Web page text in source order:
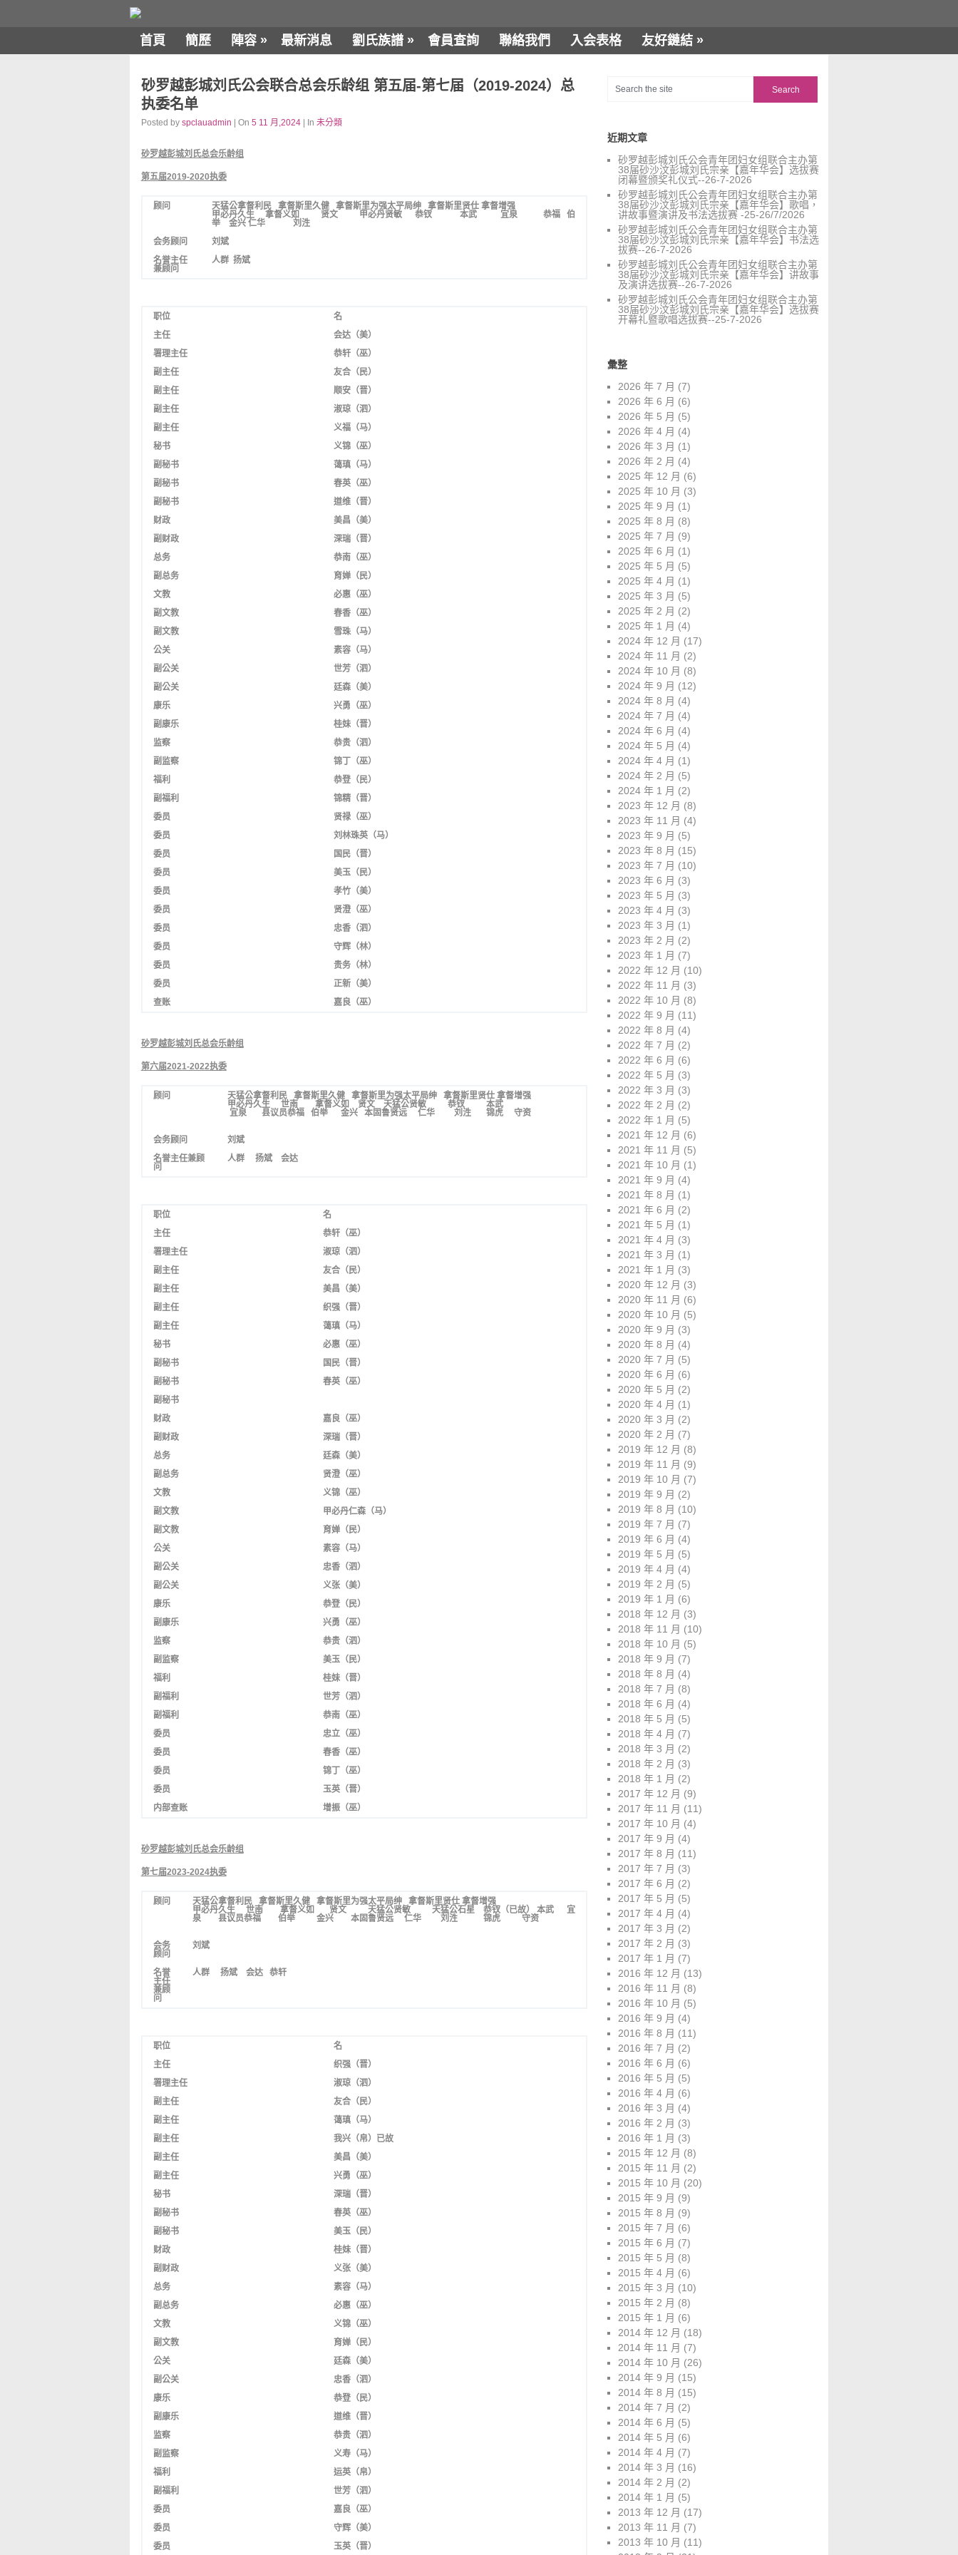
首頁 簡歷 陣容 » 最新消息 劉氏族譜 » 會員查詢 聯絡我們 入会表格 友好鏈結 »
砂罗越彭城刘氏公会联合总会乐龄组 第五届-第七届（2019-2024）总
执委名单
Posted by spclauadmin | On 5 11 月,2024| In 未分類
砂罗越彭城刘氏总会乐龄组
第五届2019-2020执委
顾问 天猛公拿督利民 拿督斯里久健 拿督斯里为强太平局绅 拿督斯里贤仕 拿督增强
甲必丹久生 拿督义如 贤文 甲必丹贤敏 恭钗 本武 宜泉 恭福 伯
举 金兴 仁华 刘泩
会务顾问
刘斌
名誉主任
兼顾问
人群 扬斌
职位
名
主任
会达（美）
署理主任
恭轩（巫）
副主任
友合（民）
副主任
顺安（晋）
副主任
淑琼（泗）
副主任
义福（马）
秘书
义锦（巫）
副秘书
蔼瑱（马）
副秘书
春英（巫）
副秘书
道维（晋）
财政
美昌（美）
副财政
深瑞（晋）
总务
恭南（巫）
副总务
育婵（民）
文教
必惠（巫）
副文教
春香（巫）
副文教
雪珠（马）
公关
素容（马）
副公关
世芳（泗）
副公关
廷森（美）
康乐
兴勇（巫）
副康乐
桂妹（晋）
监察
恭贵（泗）
副监察
锦丁（巫）
福利
恭登（民）
副福利
锦精（晋）
委员
贤禄（巫）
委员
刘林珠英（马）
委员
国民（晋）
委员
美玉（民）
委员
孝竹（美）
委员
贤澄（巫）
委员
忠香（泗）
委员
守辉（林）
委员
贵务（林）
委员
正新（美）
查账
嘉良（巫）
砂罗越彭城刘氏总会乐龄组
第六届2021-2022执委
顾问 天猛公拿督利民 拿督斯里久健 拿督斯里为强太平局绅 拿督斯里贤仕 拿督增强
甲必丹久生 世南 拿督义如 贤文
天猛公贤敏 恭钗 本武
宜泉 县议员恭福 伯举 金兴 本固鲁贤远 仁华 刘泩 锦虎 守资
会务顾问
刘斌
名誉主任兼顾
问
人群 扬斌 会达
职位
名
主任
恭轩（巫）
署理主任
淑琼（泗）
副主任
友合（民）
副主任
美昌（美）
副主任
织强（晋）
副主任
蔼瑱（马）
秘书
必惠（巫）
副秘书
国民（晋）
副秘书
春英（巫）
副秘书
财政
嘉良（巫）
副财政
深瑞（晋）
总务
廷森（美）
副总务
贤澄（巫）
文教
义锦（巫）
副文教
甲必丹仁森（马）
副文教
育婵（民）
公关
素容（马）
副公关
忠香（泗）
副公关
义张（美）
康乐
恭登（民）
副康乐
兴勇（巫）
监察
恭贵（泗）
副监察
美玉（民）
福利
桂妹（晋）
副福利
世芳（泗）
副福利
恭南（巫）
委员
忠立（巫）
委员
春香（巫）
委员
锦丁（巫）
委员
玉英（晋）
内部查账
增振（巫）
砂罗越彭城刘氏总会乐龄组
第七届2023-2024执委
顾问 天猛公拿督利民 拿督斯里久健 拿督斯里为强太平局绅 拿督斯里贤仕 拿督增强
甲必丹久生 世南 拿督义如 贤文
天猛公贤敏 天猛公石星 恭钗（已故） 本武 宜
泉
县议员恭福 伯举 金兴 本固鲁贤远 仁华 刘泩 锦虎 守资
会务
顾问
刘斌
名誉
主任
兼顾
问
人群 扬斌 会达 恭轩
职位
名
主任
织强（晋）
署理主任
淑琼（泗）
副主任
友合（民）
副主任
蔼瑱（马）
副主任
我兴（帛）已故
副主任
美昌（美）
副主任
兴勇（巫）
秘书
深瑞（晋）
副秘书
春英（巫）
副秘书
美玉（民）
财政
桂妹（晋）
副财政
义张（美）
总务
素容（马）
副总务
必惠（巫）
文教
义锦（巫）
副文教
育婵（民）
公关
廷森（美）
副公关
忠香（泗）
康乐
恭登（民）
副康乐
道维（晋）
监察
恭贵（泗）
副监察
义寿（马）
福利
运英（帛）
副福利
世芳（泗）
委员
嘉良（巫）
委员
守辉（美）
委员
玉英（晋）
近期文章
砂罗越彭城刘氏公会青年团妇女组联合主办第
38届砂沙汶彭城刘氏宗亲【嘉年华会】选拔赛
闭幕暨颁奖礼仪式--26-7-2026
砂罗越彭城刘氏公会青年团妇女组联合主办第
38届砂沙汶彭城刘氏宗亲【嘉年华会】歌唱，
讲故事暨演讲及书法选拔赛 -25-26/7/2026
砂罗越彭城刘氏公会青年团妇女组联合主办第
38届砂沙汶彭城刘氏宗亲【嘉年华会】书法选
拔赛--26-7-2026
砂罗越彭城刘氏公会青年团妇女组联合主办第
38届砂沙汶彭城刘氏宗亲【嘉年华会】讲故事
及演讲选拔赛--26-7-2026
砂罗越彭城刘氏公会青年团妇女组联合主办第
38届砂沙汶彭城刘氏宗亲【嘉年华会】选拔赛
开幕礼暨歌唱选拔赛--25-7-2026
彙整
2026 年 7 月 (7)
2026 年 6 月 (6)
2026 年 5 月 (5)
2026 年 4 月 (4)
2026 年 3 月 (1)
2026 年 2 月 (4)
2025 年 12 月 (6)
2025 年 10 月 (3)
2025 年 9 月 (1)
2025 年 8 月 (8)
2025 年 7 月 (9)
2025 年 6 月 (1)
2025 年 5 月 (5)
2025 年 4 月 (1)
2025 年 3 月 (5)
2025 年 2 月 (2)
2025 年 1 月 (4)
2024 年 12 月 (17)
2024 年 11 月 (2)
2024 年 10 月 (8)
2024 年 9 月 (12)
2024 年 8 月 (4)
2024 年 7 月 (4)
2024 年 6 月 (4)
2024 年 5 月 (4)
2024 年 4 月 (1)
2024 年 2 月 (5)
2024 年 1 月 (2)
2023 年 12 月 (8)
2023 年 11 月 (4)
2023 年 9 月 (5)
2023 年 8 月 (15)
2023 年 7 月 (10)
2023 年 6 月 (3)
2023 年 5 月 (3)
2023 年 4 月 (3)
2023 年 3 月 (1)
2023 年 2 月 (2)
2023 年 1 月 (7)
2022 年 12 月 (10)
2022 年 11 月 (3)
2022 年 10 月 (8)
2022 年 9 月 (11)
2022 年 8 月 (4)
2022 年 7 月 (2)
2022 年 6 月 (6)
2022 年 5 月 (3)
2022 年 3 月 (3)
2022 年 2 月 (2)
2022 年 1 月 (5)
2021 年 12 月 (6)
2021 年 11 月 (5)
2021 年 10 月 (1)
2021 年 9 月 (4)
2021 年 8 月 (1)
2021 年 6 月 (2)
2021 年 5 月 (1)
2021 年 4 月 (3)
2021 年 3 月 (1)
2021 年 1 月 (3)
2020 年 12 月 (3)
2020 年 11 月 (6)
2020 年 10 月 (5)
2020 年 9 月 (3)
2020 年 8 月 (4)
2020 年 7 月 (5)
2020 年 6 月 (6)
2020 年 5 月 (2)
2020 年 4 月 (1)
2020 年 3 月 (2)
2020 年 2 月 (7)
2019 年 12 月 (8)
2019 年 11 月 (9)
2019 年 10 月 (7)
2019 年 9 月 (2)
2019 年 8 月 (10)
2019 年 7 月 (7)
2019 年 6 月 (4)
2019 年 5 月 (5)
2019 年 4 月 (4)
2019 年 2 月 (5)
2019 年 1 月 (6)
2018 年 12 月 (3)
2018 年 11 月 (10)
2018 年 10 月 (5)
2018 年 9 月 (7)
2018 年 8 月 (4)
2018 年 7 月 (8)
2018 年 6 月 (4)
2018 年 5 月 (5)
2018 年 4 月 (7)
2018 年 3 月 (2)
2018 年 2 月 (3)
2018 年 1 月 (2)
2017 年 12 月 (9)
2017 年 11 月 (11)
2017 年 10 月 (4)
2017 年 9 月 (4)
2017 年 8 月 (11)
2017 年 7 月 (3)
2017 年 6 月 (2)
2017 年 5 月 (5)
2017 年 4 月 (4)
2017 年 3 月 (2)
2017 年 2 月 (3)
2017 年 1 月 (7)
2016 年 12 月 (13)
2016 年 11 月 (8)
2016 年 10 月 (5)
2016 年 9 月 (4)
2016 年 8 月 (11)
2016 年 7 月 (2)
2016 年 6 月 (6)
2016 年 5 月 (5)
2016 年 4 月 (6)
2016 年 3 月 (4)
2016 年 2 月 (3)
2016 年 1 月 (3)
2015 年 12 月 (8)
2015 年 11 月 (2)
2015 年 10 月 (20)
2015 年 9 月 (9)
2015 年 8 月 (9)
2015 年 7 月 (6)
2015 年 6 月 (7)
2015 年 5 月 (8)
2015 年 4 月 (6)
2015 年 3 月 (10)
2015 年 2 月 (8)
2015 年 1 月 (6)
2014 年 12 月 (18)
2014 年 11 月 (7)
2014 年 10 月 (26)
2014 年 9 月 (15)
2014 年 8 月 (15)
2014 年 7 月 (2)
2014 年 6 月 (5)
2014 年 5 月 (6)
2014 年 4 月 (7)
2014 年 3 月 (16)
2014 年 2 月 (2)
2014 年 1 月 (5)
2013 年 12 月 (17)
2013 年 11 月 (7)
2013 年 10 月 (11)